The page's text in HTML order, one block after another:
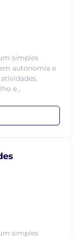
simples
autonomia e
e...
simples